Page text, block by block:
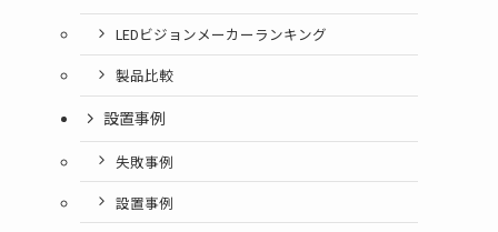
LEDビジョンメーカーランキング
製品比較
設置事例
失敗事例
設置事例